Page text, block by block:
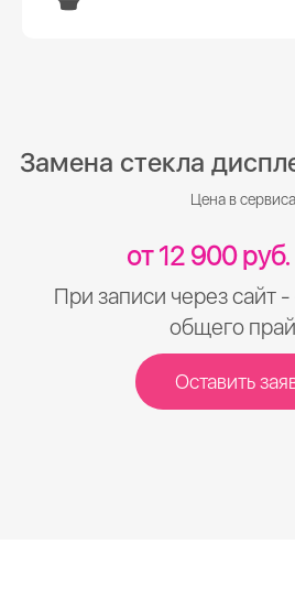
Замена стекла
Цена в
от 12 900 руб.
При записи через сайт -
общего
Оставить